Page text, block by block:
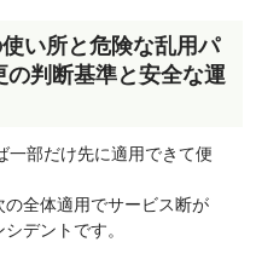
い所と危険な乱用パ
判断基準と安全な運
一部だけ先に適用できて便
全体適用でサービス断が
デントです。